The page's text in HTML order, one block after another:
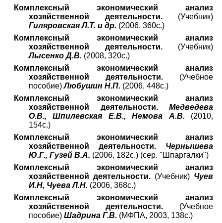
Комплексный экономический анализ
хозяйственной деятельности.(Учебник)
Гиляровская Л.Т. и др. (2006, 360с.)
Комплексный экономический анализ
хозяйственной деятельности.(Учебник)
Лысенко Д.В. (2008, 320с.)
Комплексный экономический анализ
хозяйственной деятельности. (Учебное
пособие)Любушин Н.П. (2006, 448с.)
Комплексный экономический анализ
хозяйственной деятельности. Медведева
О.В., Шпилевская Е.В., Немова А.В. (2010,
154с.)
Комплексный экономический анализ
хозяйственной деятельности. Чернышева
Ю.Г., Гузей В.А. (2006, 182с.) (сер. "Шпаргалки")
Комплексный экономический анализ
хозяйственной деятельности. (Учебник) Чуев
И.Н, Чуева Л.Н. (2006, 368с.)
Комплексный экономический анализ
хозяйственной деятельности. (Учебное
пособие) Шадрина Г.В. (МФПА, 2003, 138с.)